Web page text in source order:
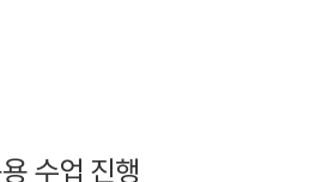
수업 진행